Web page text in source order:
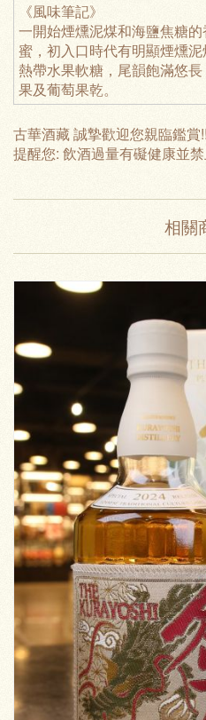
《風味筆記》
一開始煙燻泥煤和海鹽焦糖
蜜，初入口時代有明顯煙燻
熱帶水果軟糖，尾韻飽滿悠
果及葡萄果乾。
古華酒藏 誠摯歡迎您親臨鑑賞!!
提醒您: 飲酒過量有礙健康並
相關